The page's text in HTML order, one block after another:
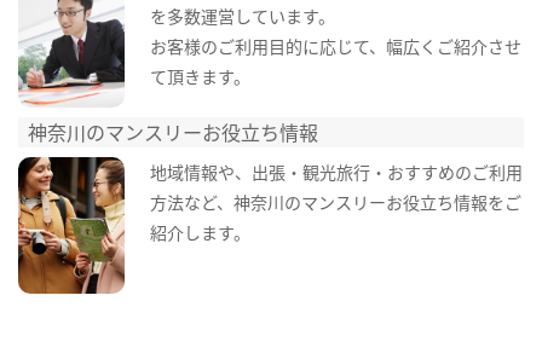
を多数運営しています。
お客様のご利用目的に応じて、幅広くご紹介させ
て頂きます。
神奈川のマンスリーお役立ち情報
地域情報や、出張・観光旅行・おすすめのご利用
方法など、神奈川のマンスリーお役立ち情報をご
紹介します。